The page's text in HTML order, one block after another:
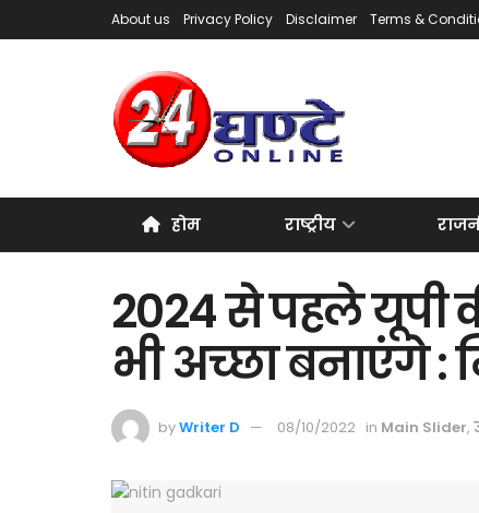
About us Privacy Policy Disclaimer Terms &
होम राष्ट्रीय
2024 से पहले यूपी
भी अच्छा बनाएंगे :
byWriter D 08/10/2022 in Main Slider,